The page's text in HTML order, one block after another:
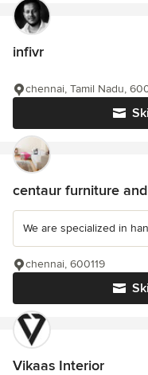
infivr
chennai, Tamil Nadu,
centaur furniture
We are specialized in
chennai, 600119
Vikaas Interior